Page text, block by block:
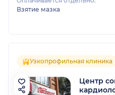
Взятие мазка
Узкопрофильная клиника
Центр